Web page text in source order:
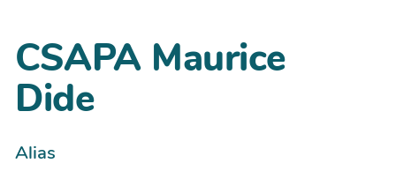
CSAPA Maurice
Dide
Alias